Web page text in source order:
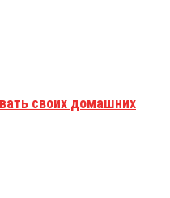
своих домашних